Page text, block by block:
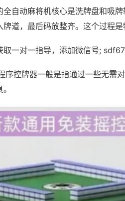
自动麻将机核心是洗牌盘和吸
道，最后码放整齐。这个过程是
一对一指导，添加微信号;
序控牌器一般是指通过一些无需